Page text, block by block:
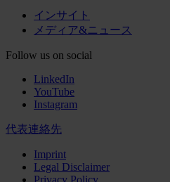
インサイト
メディア&ニュース
Follow us on social
LinkedIn
YouTube
Instagram
代表連絡先
Imprint
Legal Disclaimer
Privacy Policy